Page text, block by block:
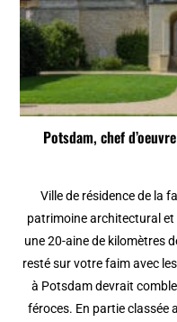
Potsdam, chef
Ville de résidence de la
patrimoine architectural et
une 20-aine de kilomètres
resté sur votre faim avec
à Potsdam devrait
féroces. En partie classée